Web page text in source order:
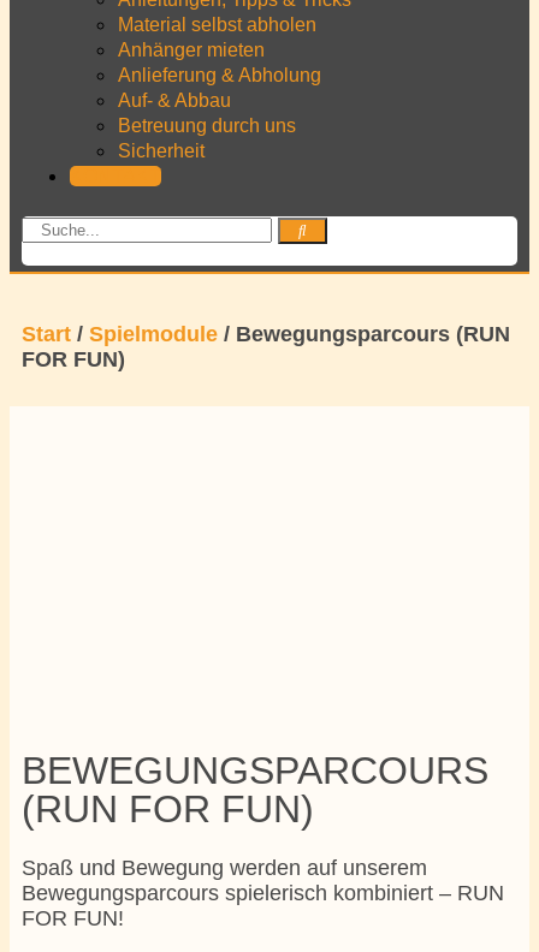
Material selbst abholen
Anhänger mieten
Anlieferung & Abholung
Auf- & Abbau
Betreuung durch uns
Sicherheit
KONTAKT
Start / Spielmodule / Bewegungsparcours (RUN
FOR FUN)
BEWEGUNGSPARCOURS
(RUN FOR FUN)
Spaß und Bewegung werden auf unserem
Bewegungsparcours spielerisch kombiniert – RUN
FOR FUN!